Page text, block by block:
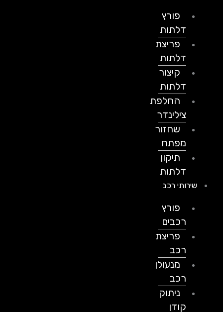
פורץ
דלתות
פריצת
דלתות
קיצור
דלתות
החלפת
צילינדר
שחזור
מפתח
תיקון
דלתות
שירותי רכב
פורץ
רכבים
פריצת
מנעולן
ניתוק